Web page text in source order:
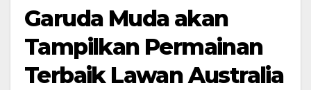
Garuda Muda akan
Tampilkan Permainan
Terbaik Lawan Australia